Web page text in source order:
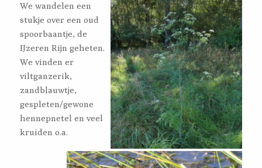
We wandelen een
stukje over een oud
spoorbaantje, de
IJzeren Rijn geheten.
We vinden er
viltganzerik,
zandblauwtje,
gespleten/gewone
hennepnetel en veel
kruiden o.a.